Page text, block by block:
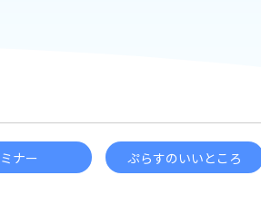
ナー ぷらすのいいところ